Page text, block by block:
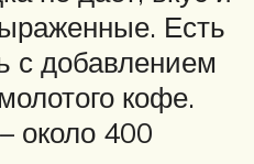
Есть
с добавлением
кофе.
около 400